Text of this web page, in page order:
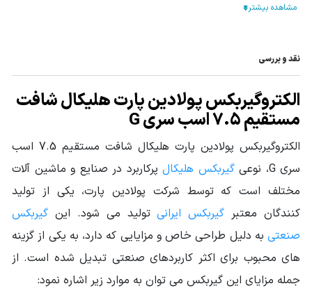
تیپ گیربکس
گیربکس هلیکال
توان ورودی
گیربکس
7.5HP - 5.5KW
گشتاور خروجی
گیربکس (N.m)
از 101 تا 361 نیوتن متر
سرویس فاکتور
Service Factor
0.81 تا 2.24
قطر شافت خروجی
48
نقد و بررسی
الکتروگیربکس پولادین پارت هلیکال شافت
مستقیم 7.5 اسب سری G
الکتروگیربکس پولادین پارت هلیکال شافت مستقیم 7.5 اسب
سری G، نوعی
گیربکس هلیکال پرکاربرد در صنایع و ماشین آلات
مختلف است که توسط شرکت پولادین پارت، یکی از تولید
کنندگان معتبر گیربکس ایرانیتولید می شود. این گیربکس
صنعتی به دلیل طراحی خاص و مزایایی که دارد، به یکی از گزینه
های محبوب برای اکثر کاربردهای صنعتی تبدیل شده است. از
جمله مزایای این گیربکس می توان به موارد زیر اشاره نمود: